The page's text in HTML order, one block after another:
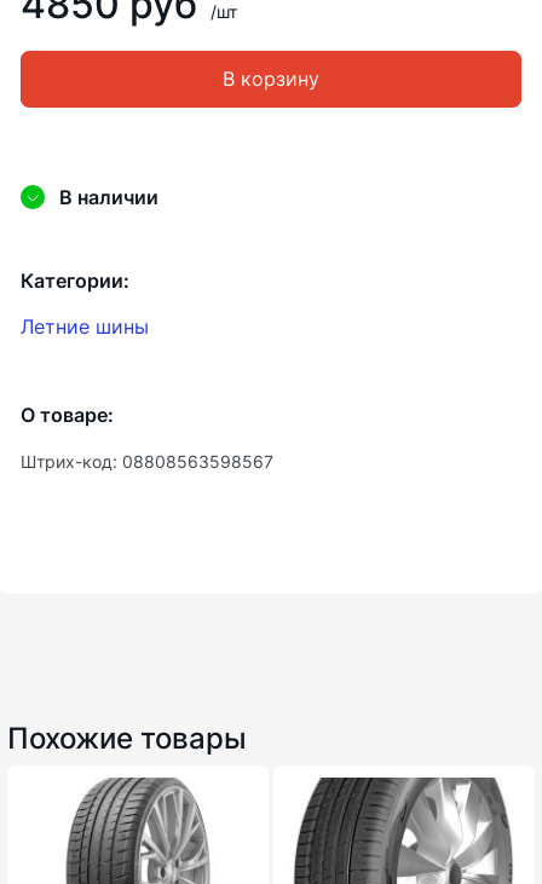
/шт
В корзину
Категории:
Летние шины
О товаре:
Штрих-код: 08808563598567
В наличии
Похожие товары